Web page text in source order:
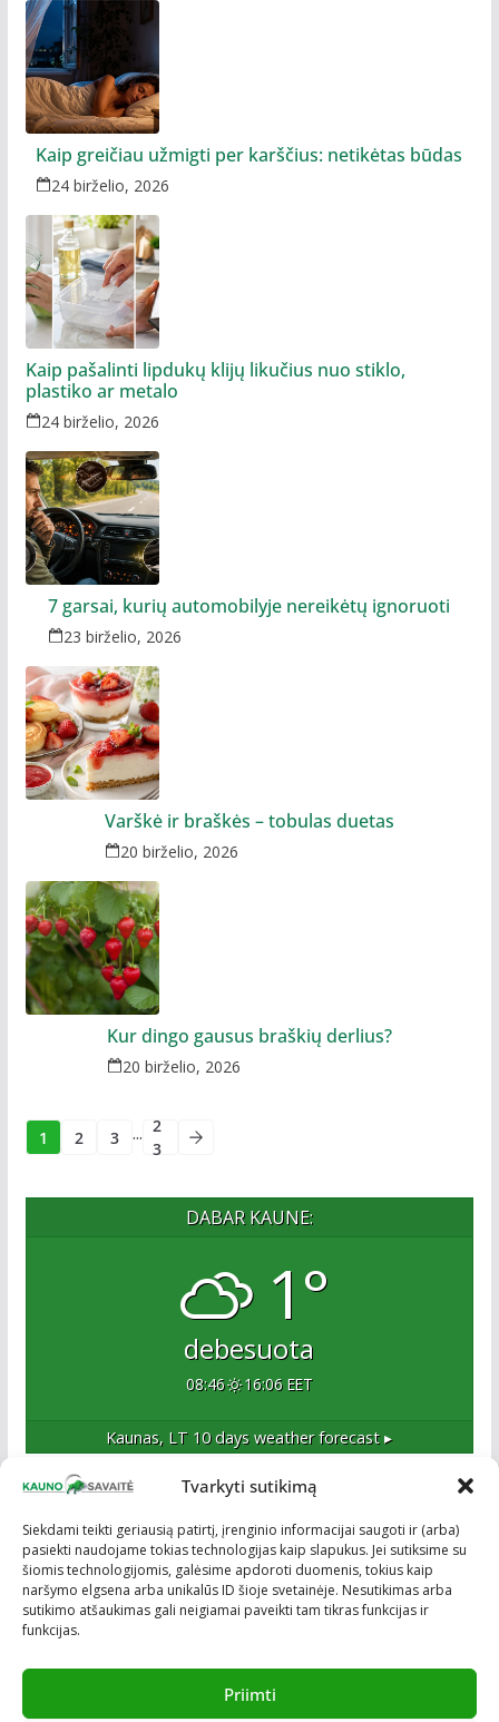
Tvarkyti sutikimą
Siekdami teikti geriausią patirtį, įrenginio informacijai saugoti ir (arba)
pasiekti naudojame tokias technologijas kaip slapukus. Jei sutiksime su
šiomis technologijomis, galėsime apdoroti duomenis, tokius kaip
naršymo elgsena arba unikalūs ID šioje svetainėje. Nesutikimas arba
sutikimo atšaukimas gali neigiamai paveikti tam tikras funkcijas ir
funkcijas.
Priimti
Kaip greičiau užmigti per karščius: netikėtas būdas
24 birželio, 2026
Kaip pašalinti lipdukų klijų likučius nuo stiklo,
plastiko ar metalo
24 birželio, 2026
7 garsai, kurių automobilyje nereikėtų ignoruoti
23 birželio, 2026
Varškė ir braškės – tobulas duetas
20 birželio, 2026
Kur dingo gausus braškių derlius?
20 birželio, 2026
1 2 3 ... 2
3
DABAR KAUNE:
1°
debesuota
08:46 16:06 EET
Kaunas, LT 10 days weather forecast ▸
Esame naujas Kaune, tačiau veržlus ir profesionalus
kolektyvas. Ne naujokai žiniasklaidoje. Į Kauną
žengiame tvirtai įsitikinę savo sėkme.